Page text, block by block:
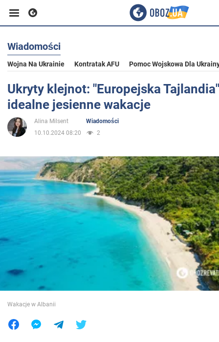
Biznes
Sport
Rozrywka
Polityka
Społeczeństwo
Wojna na Ukrainie
Świat
Jedzenie
Wiadomości
Wojna Na Ukrainie Kontratak AFU Pomoc Wojskowa Dla
Ukryty klejnot: "Europejska
idealne jesienne wakacje
Alina Milsent
Wiadomości
10.10.2024 08:20
2
Wakacje w Albanii